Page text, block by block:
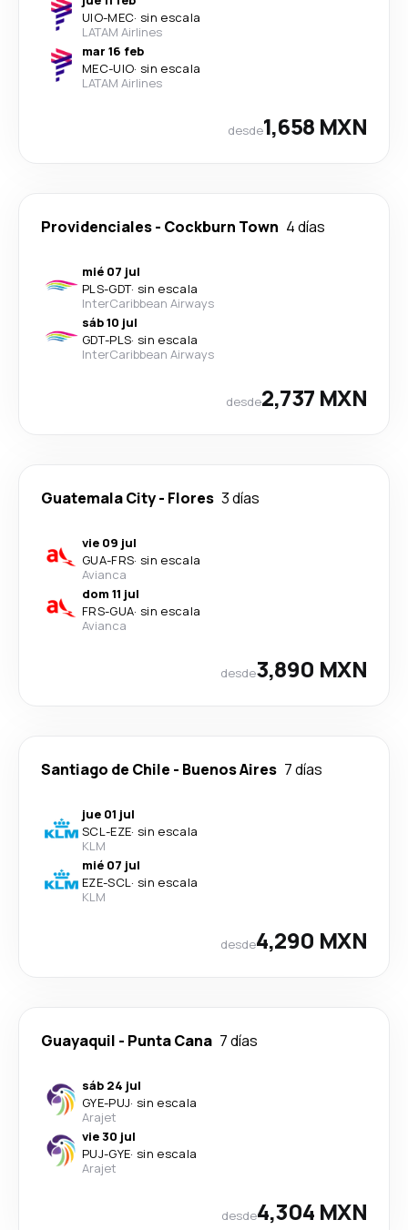
UIO-MEC· sin escala
LATAM Airlines
mar 16 feb
MEC-UIO· sin escala
LATAM Airlines
desde1,658 MXN
Providenciales- Cockburn Town 4 días
mié 07 jul
PLS-GDT· sin escala
InterCaribbean Airways
sáb 10 jul
GDT-PLS· sin escala
InterCaribbean Airways
desde2,737 MXN
Guatemala City- Flores 3 días
vie 09 jul
GUA-FRS· sin escala
Avianca
dom 11 jul
FRS-GUA· sin escala
Avianca
desde3,890 MXN
Santiago de Chile - Buenos Aires 7 días
jue 01 jul
SCL-EZE· sin escala
KLM
mié 07 jul
EZE-SCL· sin escala
KLM
desde4,290 MXN
Guayaquil - Punta Cana 7 días
sáb 24 jul
GYE-PUJ· sin escala
Arajet
vie 30 jul
PUJ-GYE· sin escala
Arajet
desde4,304 MXN